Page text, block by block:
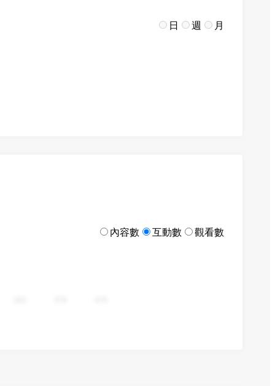
日 週 月
內容數 互動數 觀看數